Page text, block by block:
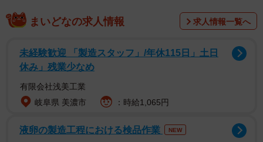
まいどなの求人情報 求人情報一覧へ
未経験歓迎 「製造スタッフ」/年休115日」土日
休み」残業少なめ
有限会社浅美工業
岐阜県 美濃市
：時給1,065円
液卵の製造工程における検品作業 NEW